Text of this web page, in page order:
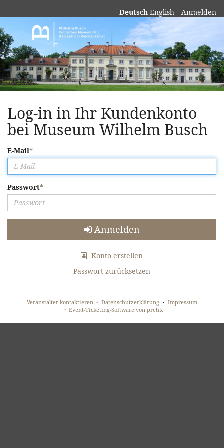
Deutsch English Anmelden
Museum
Wilhelm
Busch
Log-in in Ihr Kundenkonto
bei Museum Wilhelm Busch
E-Mail
Passwort
Anmelden
Konto erstellen
Passwort zurücksetzen
Veranstalter kontaktieren Datenschutzerklärung
Impressum
Event-Ticketing-Software von pretix